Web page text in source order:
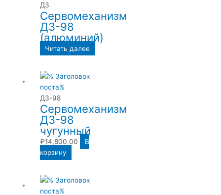
ДЗ
Сервомеханизм
ДЗ-98
(алюминий)
Читать далее
ДЗ-98
Сервомеханизм
ДЗ-98
чугунный
₽14,800.00
В
корзину